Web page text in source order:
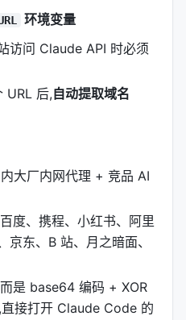
环境变量
访问 Claude API 时必须
URL 后,自动提取域名
大厂内网代理 + 竞品 AI
度、携程、小红书、阿里
京东、B 站、月之暗面、
是 base64 编码 + XOR
接打开 Claude Code 的